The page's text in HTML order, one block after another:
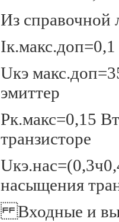
Из справочной
Uкэ
эмиттер
Pк.макс=0,15
транзисторе
насыщения
Входные и